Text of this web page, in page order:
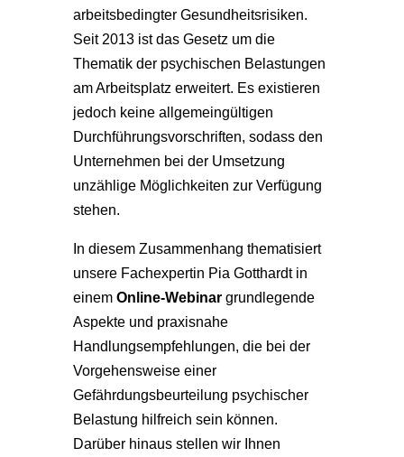
arbeitsbedingter Gesundheitsrisiken.
Seit 2013 ist das Gesetz um die
Thematik der psychischen Belastungen
am Arbeitsplatz erweitert. Es existieren
jedoch keine allgemeingültigen
Durchführungsvorschriften, sodass den
Unternehmen bei der Umsetzung
unzählige Möglichkeiten zur Verfügung
stehen.
In diesem Zusammenhang thematisiert
unsere Fachexpertin Pia Gotthardt in
einem Online-Webinargrundlegende
Aspekte und praxisnahe
Handlungsempfehlungen, die bei der
Vorgehensweise einer
Gefährdungsbeurteilung psychischer
Belastung hilfreich sein können.
Darüber hinaus stellen wir Ihnen